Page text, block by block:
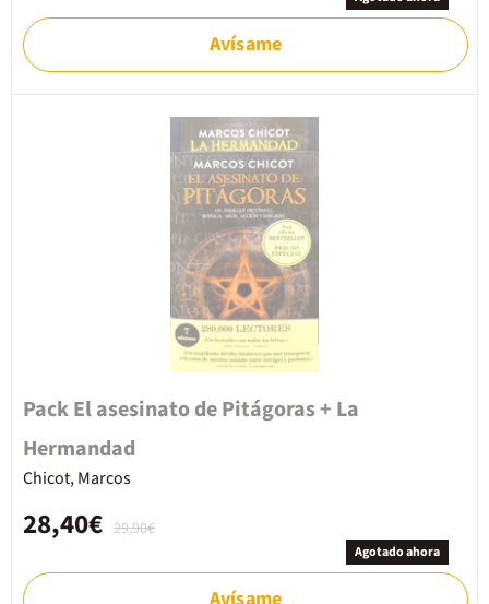
Avísame
Pack El asesinato de Pitágoras + La
Hermandad
Chicot, Marcos
29,90€
28,40€
Agotado ahora